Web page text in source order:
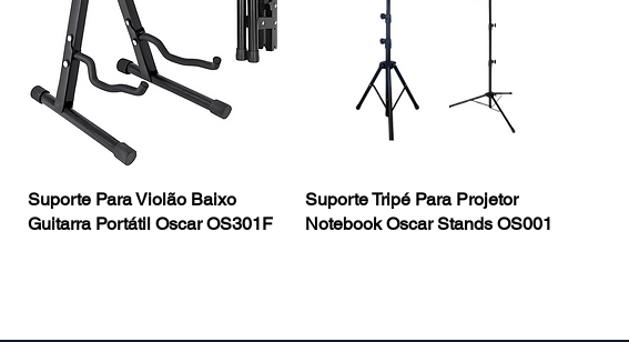
Suporte Para Violão Baixo
Guitarra Portátil Oscar OS301F
Suporte Tripé Para Projetor
Notebook Oscar Stands OS001